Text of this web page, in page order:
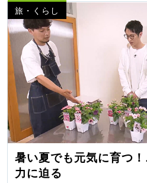
旅・くらし
暑い夏でも元気に育つ
力に迫る